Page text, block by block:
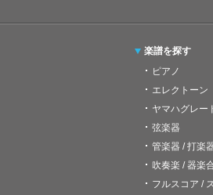
楽譜を探す
ピアノ
エレクトーン
ヤマハグレー
弦楽器
管楽器 / 打楽
吹奏楽 / 器楽
フルスコア /